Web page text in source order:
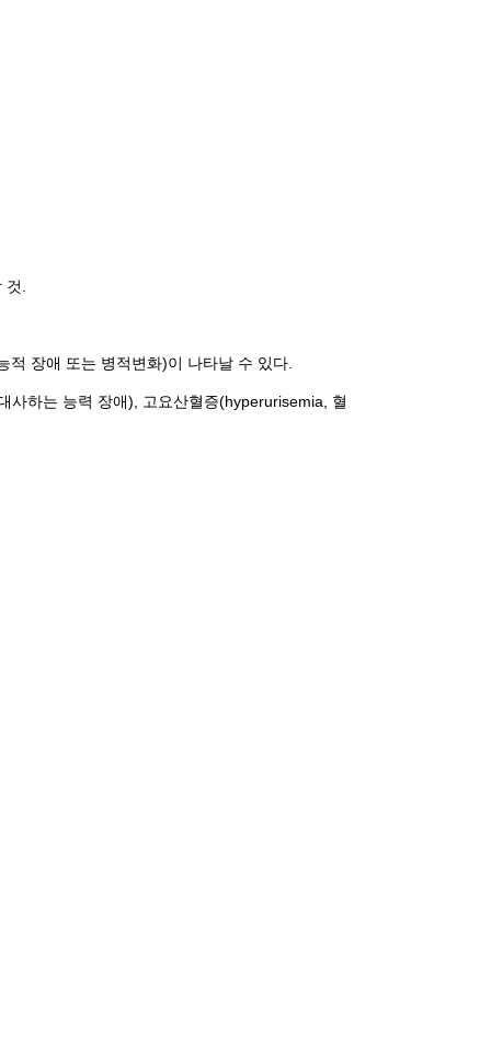
.
장애 또는 병적변화)이 나타날 수 있다.
사하는 능력 장애), 고요산혈증(hyperurisemia, 혈